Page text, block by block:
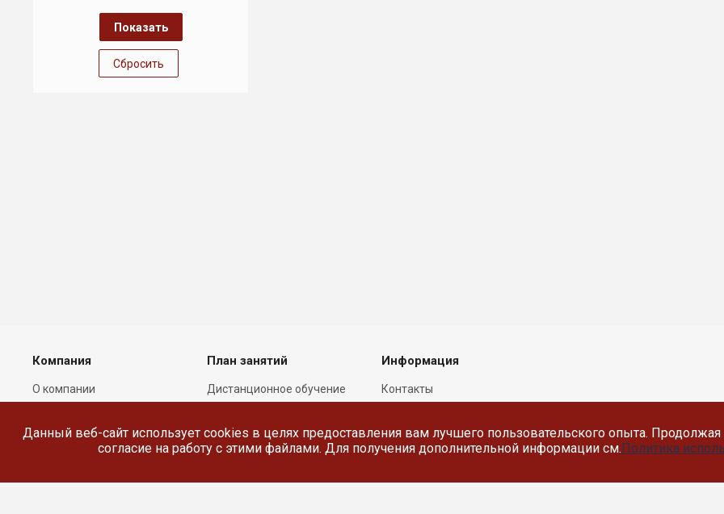
Данный веб-сайт использует cookies в целях предоставления вам лучшего пользовательского опыта. Продолжая
согласие на работу с этими файлами. Для получения дополнительной информации см.Политика
Сбросить
Компания
О компании
Сотрудники
План занятий
Дистанционное обучение
документов
Информация
Контакты
Политика в отношении
обработки персональных